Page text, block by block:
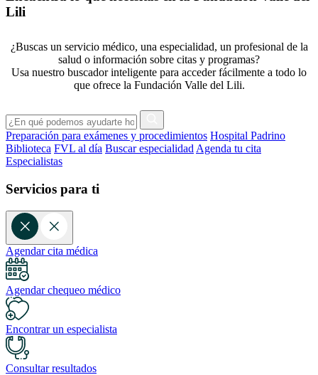
Lili
¿Buscas un servicio médico, una especialidad, un profesional de la
salud o información sobre citas y programas?
Usa nuestro buscador inteligente para acceder fácilmente a todo lo
que ofrece la Fundación Valle del Lili.
Preparación para exámenes y procedimientos Hospital Padrino
Biblioteca FVL al día Buscar especialidad Agenda tu cita
Especialistas
Servicios para ti
Agendar cita médica
Agendar chequeo médico
Encontrar un especialista
Consultar resultados